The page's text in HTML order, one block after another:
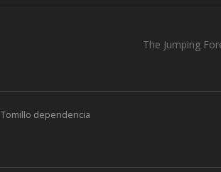
The Jumping
Tomillo dependencia